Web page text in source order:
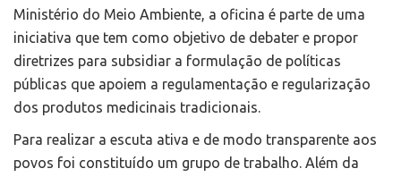
Ministério do Meio Ambiente, a oficina é parte de uma
iniciativa que tem como objetivo de debater e propor
diretrizes para subsidiar a formulação de políticas
públicas que apoiem a regulamentação e regularização
dos produtos medicinais tradicionais.
Para realizar a escuta ativa e de modo transparente aos
povos foi constituído um grupo de trabalho. Além da